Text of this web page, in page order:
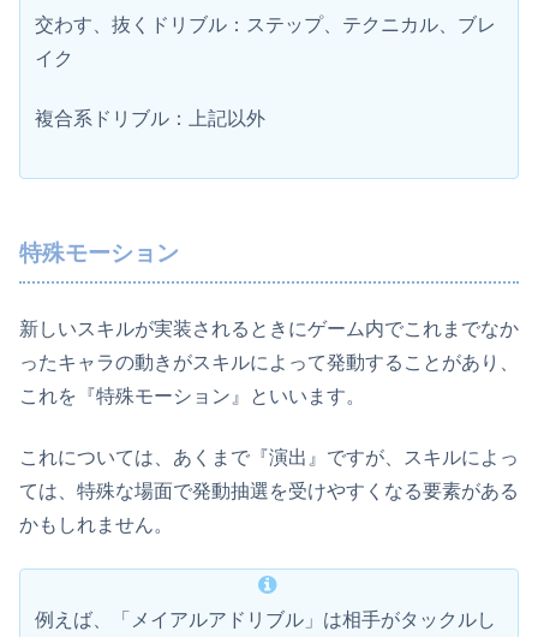
交わす、抜くドリブル：ステップ、テクニカル、ブレ
イク
複合系ドリブル：上記以外
特殊モーション
新しいスキルが実装されるときにゲーム内でこれまでなか
ったキャラの動きがスキルによって発動することがあり、
これを『特殊モーション』といいます。
これについては、あくまで『演出』ですが、スキルによっ
ては、特殊な場面で発動抽選を受けやすくなる要素がある
かもしれません。
例えば、「メイアルアドリブル」は相手がタックルし